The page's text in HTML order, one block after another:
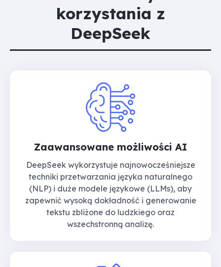
korzystania z
DeepSeek
Zaawansowane możliwości AI
DeepSeek wykorzystuje najnowocześniejsze
techniki przetwarzania języka naturalnego
(NLP) i duże modele językowe (LLMs), aby
zapewnić wysoką dokładność i generowanie
tekstu zbliżone do ludzkiego oraz
wszechstronną analizę.